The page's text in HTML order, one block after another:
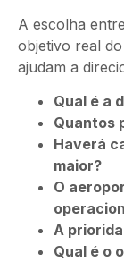
A escolha
objetivo real
ajudam a
Qual é a
Quantos
Haverá
maior?
O
A
Qual é o